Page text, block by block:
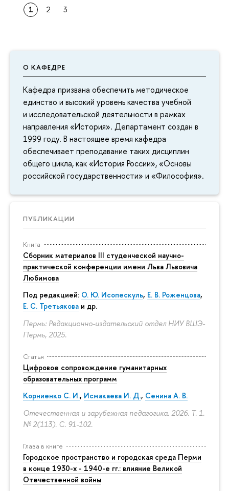
О КАФЕДРЕ
Кафедра призвана обеспечить методическое
единство и высокий уровень качества учебной
и исследовательской деятельности в рамках
направления «История». Департамент создан в
1999 году. В настоящее время кафедра
обеспечивает преподавание таких дисциплин
общего цикла, как «История России», «Основы
российской государственности» и «Философия».
ПУБЛИКАЦИИ
Книга
Сборник материалов III студенческой научно-
практической конференции имени Льва Львовича
Любимова
Под редакцией: О. Ю. Исопескуль, Е. В. Роженцова,
Е. С. Третьякова и др.
Пермь: Редакционно-издательский отдел НИУ ВШЭ-
Пермь, 2025.
Статья
Цифровое сопровождение гуманитарных
образовательных программ
Корниенко С. И., Исмакаева И. Д., Сенина А. В.
Отечественная и зарубежная педагогика. 2026. Т. 1.
№ 2(113). С. 91-102.
Глава в книге
Городское пространство и городская среда Перми
в конце 1930-х - 1940-е гг.: влияние Великой
Отечественной войны
1 2 3